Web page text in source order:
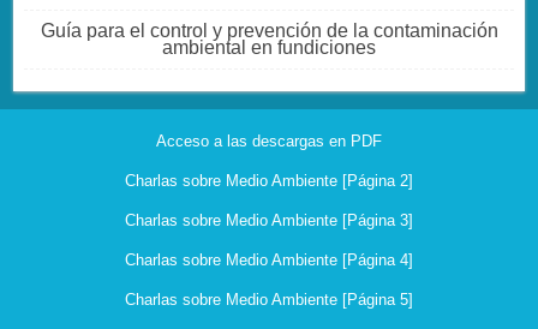
Guía para el control y prevención de la contaminación
ambiental en fundiciones
Acceso a las descargas en PDF
Charlas sobre Medio Ambiente [Página 2]
Charlas sobre Medio Ambiente [Página 3]
Charlas sobre Medio Ambiente [Página 4]
Charlas sobre Medio Ambiente [Página 5]